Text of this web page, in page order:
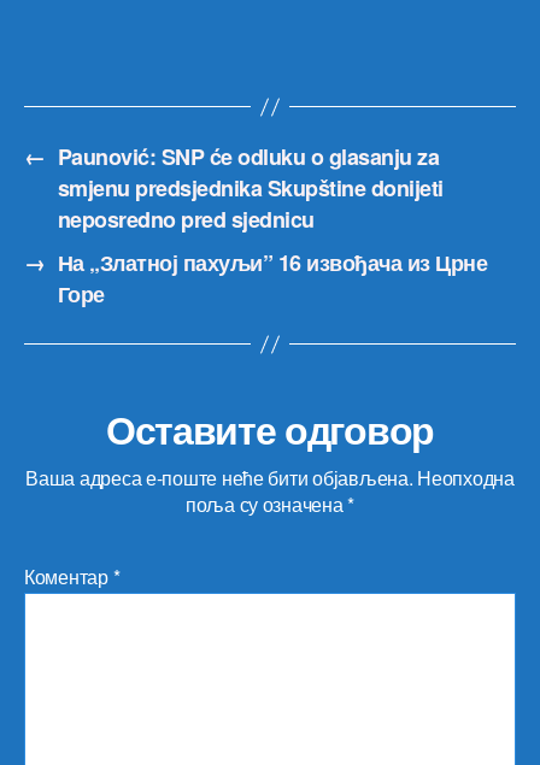
← Paunović: SNP će odluku o glasanju za
smjenu predsjednika Skupštine donijeti
neposredno pred sjednicu
→ На „Златној пахуљи” 16 извођача из Црне
Горе
Оставите одговор
Ваша адреса е-поште неће бити објављена. Неопходна
поља су означена*
Коментар*